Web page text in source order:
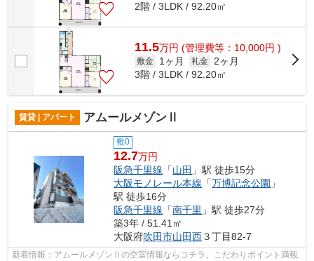
2階 / 3LDK / 92.20㎡
11.5万円 (管理費等：10,000円 )
敷金 1ヶ月 礼金 2ヶ月
3階 / 3LDK / 92.20㎡
賃貸 | アパート アムールメゾンⅡ
敷0
12.7万円
阪急千里線 「山田 」駅 徒歩15分
大阪モノレール本線 「万博記念公園 」
駅 徒歩16分
阪急千里線 「南千里 」駅 徒歩27分
築3年 / 51.41㎡
大阪府吹田市山田西３丁目82-7
新着情報：アムールメゾンⅡの空室情報ならコチラ。こだわりポイント満載